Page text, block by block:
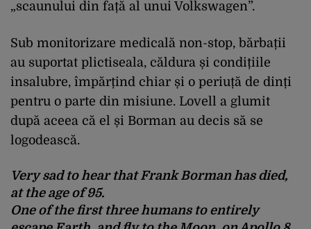
„scaunului din față al unui Volkswagen”.
Sub monitorizare medicală non-stop, bărbații
au suportat plictiseala, căldura și condițiile
insalubre, împărțind chiar și o periuță de dinți
pentru o parte din misiune. Lovell a glumit
după aceea că el și Borman au decis să se
logodească.
Very sad to hear that Frank Borman has died,
at the age of 95.
One of the first three humans to entirely